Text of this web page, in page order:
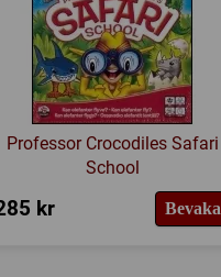
Professor Crocodiles Safari
School
kr Bevaka